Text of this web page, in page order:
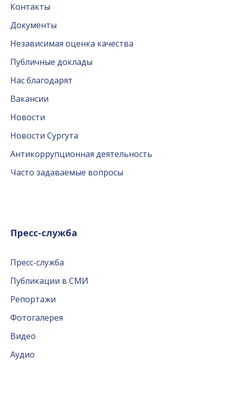
Контакты
Документы
Независимая оценка качества
Публичные доклады
Нас благодарят
Вакансии
Новости
Новости Сургута
Антикоррупционная деятельность
Часто задаваемые вопросы
Пресс-служба
Пресс-служба
Публикации в СМИ
Репортажи
Фотогалерея
Видео
Аудио